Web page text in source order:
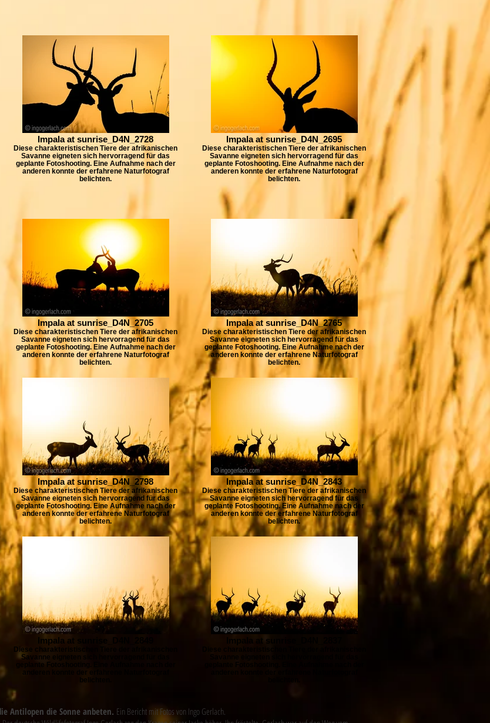
Impala at sunrise_D4N_2728
Diese charakteristischen Tiere der afrikanischen
Savanne eigneten sich hervorragend für das
geplante Fotoshooting. Eine Aufnahme nach der
anderen konnte der erfahrene Naturfotograf
belichten.
Impala at sunrise_D4N_2695
Diese charakteristischen Tiere der afrikanischen
Savanne eigneten sich hervorragend für das
geplante Fotoshooting. Eine Aufnahme nach der
anderen konnte der erfahrene Naturfotograf
belichten.
Impala at sunrise_D4N_2705
Diese charakteristischen Tiere der afrikanischen
Savanne eigneten sich hervorragend für das
geplante Fotoshooting. Eine Aufnahme nach der
anderen konnte der erfahrene Naturfotograf
belichten.
Impala at sunrise_D4N_2765
Diese charakteristischen Tiere der afrikanischen
Savanne eigneten sich hervorragend für das
geplante Fotoshooting. Eine Aufnahme nach der
anderen konnte der erfahrene Naturfotograf
belichten.
Impala at sunrise_D4N_2798
Diese charakteristischen Tiere der afrikanischen
Savanne eigneten sich hervorragend für das
geplante Fotoshooting. Eine Aufnahme nach der
anderen konnte der erfahrene Naturfotograf
belichten.
Impala at sunrise_D4N_2843
Diese charakteristischen Tiere der afrikanischen
Savanne eigneten sich hervorragend für das
geplante Fotoshooting. Eine Aufnahme nach der
anderen konnte der erfahrene Naturfotograf
belichten.
Impala at sunrise_D4N_2849
Diese charakteristischen Tiere der afrikanischen
Savanne eigneten sich hervorragend für das
geplante Fotoshooting. Eine Aufnahme nach der
anderen konnte der erfahrene Naturfotograf
belichten.
Impala at sunrise_D4N_2837
Antilopen die Sonne anbeten. Ein Bericht mit Fotos von Ingo Gerlach.